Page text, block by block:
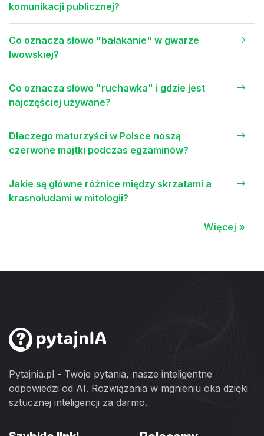
komunikacji publicznej?
Co oznacza słowo "bałakanie" w gwarze
lwowskiej?
Co oznacza słowo "ruchawka" i gdzie jest
najczęściej używane?
Dlaczego maturzyści w Polsce noszą
czerwone majtki podczas egzaminów?
Jakie są główne różnice między skrzatami a
krasnoludami w mitologii?
Więcej »
Pytajnia.pl - Twoje pytania, nasze inteligentne
odpowiedzi od AI. Rozwiązania w mgnieniu oka dzięki
sztucznej inteligencji za darmo.